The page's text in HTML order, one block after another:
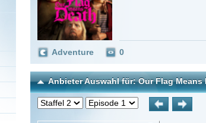
Adventure 0
Anbieter Auswahl für: Our Flag Means Death
Dood.to
: 2/2
Vom
: 17.03.2024